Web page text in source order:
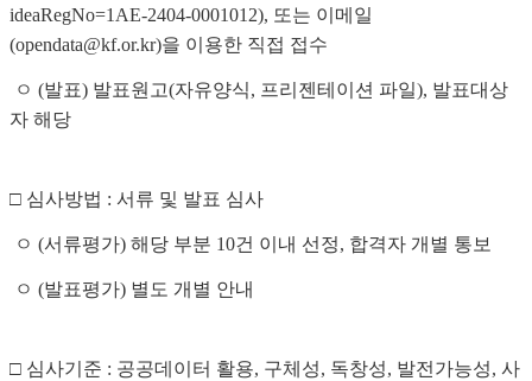
ideaRegNo=1AE-2404-0001012), 또는 이메일
(opendata@kf.or.kr)을 이용한 직접 접수
ㅇ (발표) 발표원고(자유양식, 프리젠테이션 파일), 발표대상
자 해당
□ 심사방법 : 서류 및 발표 심사
ㅇ (서류평가) 해당 부분 10건 이내 선정, 합격자 개별 통보
ㅇ (발표평가) 별도 개별 안내
□ 심사기준 : 공공데이터 활용, 구체성, 독창성, 발전가능성, 사